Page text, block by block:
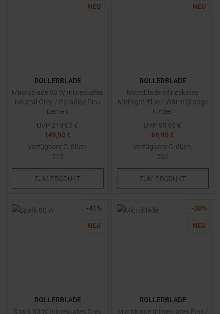
NEU
ROLLERBLADE
Macroblade 90 W Inlineskates
Neutral Grey / Paradise Pink
Damen
UVP 219,95 €
149,90 €
Verfügbare Größen:
27,5
ZUM PRODUKT
NEU
ROLLERBLADE
Microblade Inlineskates
Midnight Blue / Warm Orange
Kinder
UVP 99,95 €
69,90 €
Verfügbare Größen:
23,0
ZUM PRODUKT
-41 %
NEU
ROLLERBLADE
Spark 80 W Inlineskates Grey
-30%
NEU
ROLLERBLADE
Microblade Inlineskates Pink /